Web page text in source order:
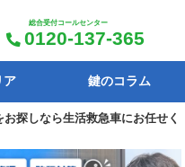
総合受付コールセンター
0120-137-365
ア 鍵のコラム
探しなら生活救急車にお任せく